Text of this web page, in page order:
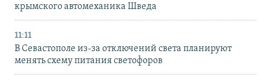
крымского автомеханика Шведа
11:11
В Севастополе из-за отключений света планируют
менять схему питания светофоров